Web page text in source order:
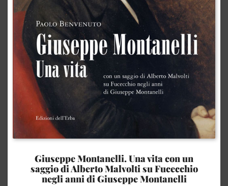
Giuseppe Montanelli. Una vita con un
saggio di Alberto Malvolti su Fucecchio
negli anni di Giuseppe Montanelli